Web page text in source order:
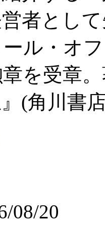
者とし
ル・オ
を受章
(角川書
08/20